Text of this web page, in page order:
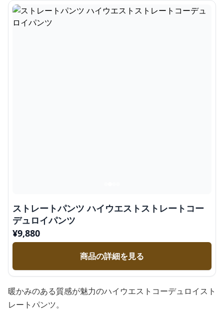
ストレートパンツ ハイウエストストレートコー
デュロイパンツ
¥9,880
商品の詳細を見る
暖かみのある質感が魅力のハイウエストコーデュロイスト
レートパンツ。